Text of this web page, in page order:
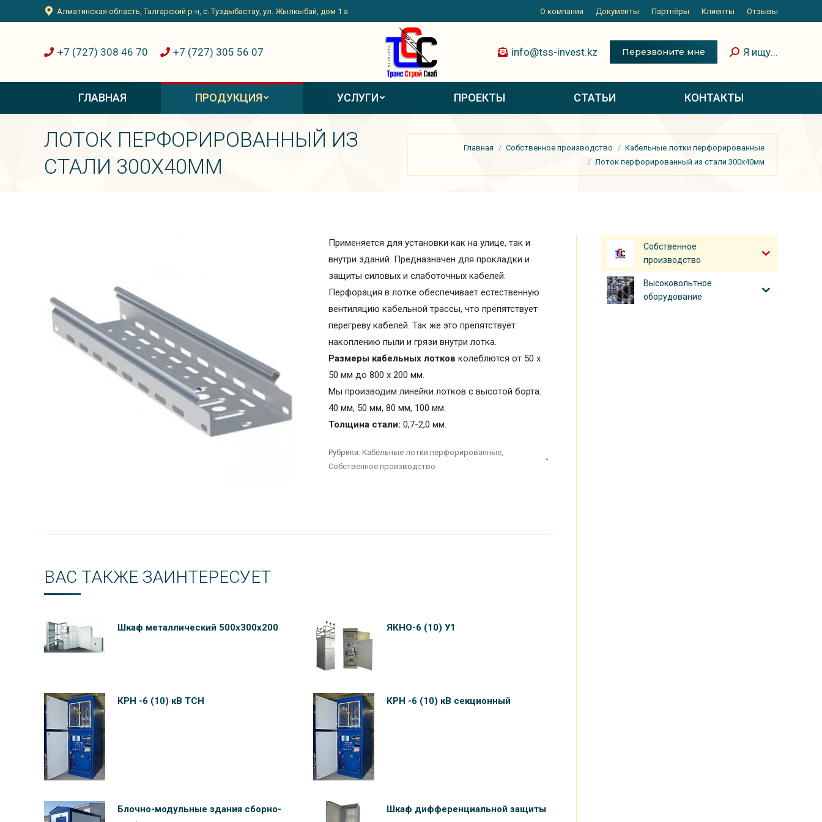
Алматинская область, Талгарский р-н, с. Туздыбастау, ул. Жылкыбай, дом 1 а О компании Документы Партнёры Клиенты Отзывы
+7 (727) 308 46 70 +7 (727) 305 56 07 info@tss-invest.kz Перезвоните мне Я ищу...
ГЛАВНАЯ ПРОДУКЦИЯ УСЛУГИ ПРОЕКТЫ СТАТЬИ КОНТАКТЫ
ЛОТОК ПЕРФОРИРОВАННЫЙ ИЗ
СТАЛИ 300Х40ММ
Вы здесь:
Главная Собственное производство
Кабельные лотки перфорированные
Лоток перфорированный из стали 300х40мм
Применяется для установки как на улице, так и
внутри зданий. Предназначен для прокладки и
защиты силовых и слаботочных кабелей.
Перфорация в лотке обеспечивает естественную
вентиляцию кабельной трассы, что препятствует
перегреву кабелей. Так же это препятствует
накоплению пыли и грязи внутри лотка.
Размеры кабельных лотков колеблются от 50 х
50 мм до 800 х 200 мм.
Мы производим линейки лотков с высотой борта:
40 мм, 50 мм, 80 мм, 100 мм.
Толщина стали: 0,7-2,0 мм.
Рубрики: Кабельные лотки перфорированные,
Собственное производство
ВАС ТАКЖЕ ЗАИНТЕРЕСУЕТ
Шкаф металлический 500х300х200 ЯКНО-6 (10) У1
КРН -6 (10) кВ ТСН КРН -6 (10) кВ секционный
Блочно-модульные здания сборно-
Шкаф дифференциальной защиты
Собственное
производство
Высоковольтное
оборудование